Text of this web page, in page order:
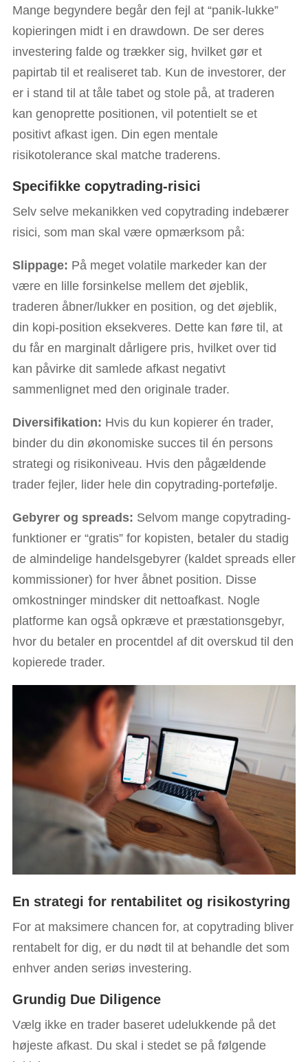
Mange begyndere begår den fejl at “panik-lukke”
kopieringen midt i en drawdown. De ser deres
investering falde og trækker sig, hvilket gør et
papirtab til et realiseret tab. Kun de investorer, der
er i stand til at tåle tabet og stole på, at traderen
kan genoprette positionen, vil potentielt se et
positivt afkast igen. Din egen mentale
risikotolerance skal matche traderens.
Specifikke copytrading-risici
Selv selve mekanikken ved copytrading indebærer
risici, som man skal være opmærksom på:
Slippage: På meget volatile markeder kan der
være en lille forsinkelse mellem det øjeblik,
traderen åbner/lukker en position, og det øjeblik,
din kopi-position eksekveres. Dette kan føre til, at
du får en marginalt dårligere pris, hvilket over tid
kan påvirke dit samlede afkast negativt
sammenlignet med den originale trader.
Diversifikation: Hvis du kun kopierer én trader,
binder du din økonomiske succes til én persons
strategi og risikoniveau. Hvis den pågældende
trader fejler, lider hele din copytrading-portefølje.
Gebyrer og spreads: Selvom mange copytrading-
funktioner er “gratis” for kopisten, betaler du stadig
de almindelige handelsgebyrer (kaldet spreads eller
kommissioner) for hver åbnet position. Disse
omkostninger mindsker dit nettoafkast. Nogle
platforme kan også opkræve et præstationsgebyr,
hvor du betaler en procentdel af dit overskud til den
kopierede trader.
En strategi for rentabilitet og risikostyring
For at maksimere chancen for, at copytrading bliver
rentabelt for dig, er du nødt til at behandle det som
enhver anden seriøs investering.
Grundig Due Diligence
Vælg ikke en trader baseret udelukkende på det
højeste afkast. Du skal i stedet se på følgende